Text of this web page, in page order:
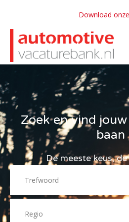
Download
Zoek en vind
baan
De meeste keus,